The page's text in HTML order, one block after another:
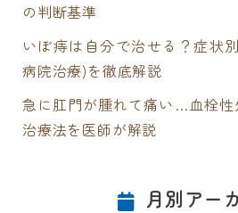
の判断基準
いぼ痔は自分で治せる？症状
病院治療)を徹底解説
急に肛門が腫れて痛い…血栓性
治療法を医師が解説
月別アー